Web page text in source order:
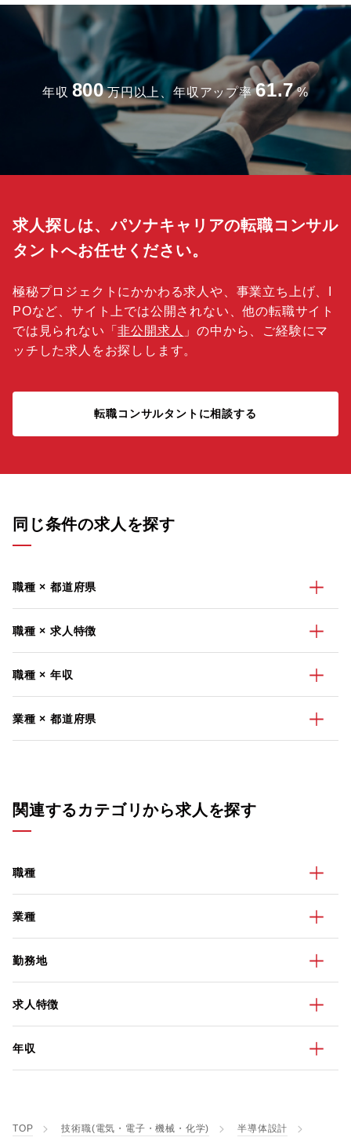
年収 800 万円以上、年収アップ率 61.7 %
求人探しは、パソナキャリアの転職コンサル
タントへお任せください。
極秘プロジェクトにかかわる求人や、事業立ち上げ、I
POなど、サイト上では公開されない、他の転職サイト
では見られない「非公開求人 」の中から、ご経験にマ
ッチした求人をお探しします。
転職コンサルタントに相談する
同じ条件の求人を探す
職種 × 都道府県
職種 × 求人特徴
職種 × 年収
業種 × 都道府県
関連するカテゴリから求人を探す
職種
業種
勤務地
求人特徴
年収
TOP 技術職(電気・電子・機械・化学) 半導体設計